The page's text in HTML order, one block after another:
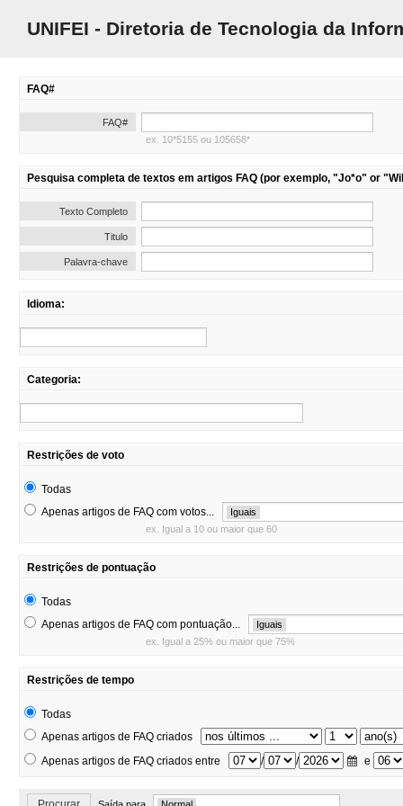
UNIFEI - Diretoria de Tecnologia da
FAQ#
FAQ#
ex. 10*5155 ou 105658*
Pesquisa completa de textos em artigos FAQ (por exemplo, "Jo*o" or
Texto Completo
Titulo
Palavra-chave
Idioma:
Categoria:
Restrições de voto
Todas
Apenas artigos de FAQ com votos...
Iguais
ex. Igual a 10 ou maior que 60
Restrições de pontuação
Todas
Apenas artigos de FAQ com pontuação...
Iguais
ex. Igual a 25% ou maior que 75%
Restrições de tempo
Todas
Apenas artigos de FAQ criados
Apenas artigos de FAQ criados entre
/ / e